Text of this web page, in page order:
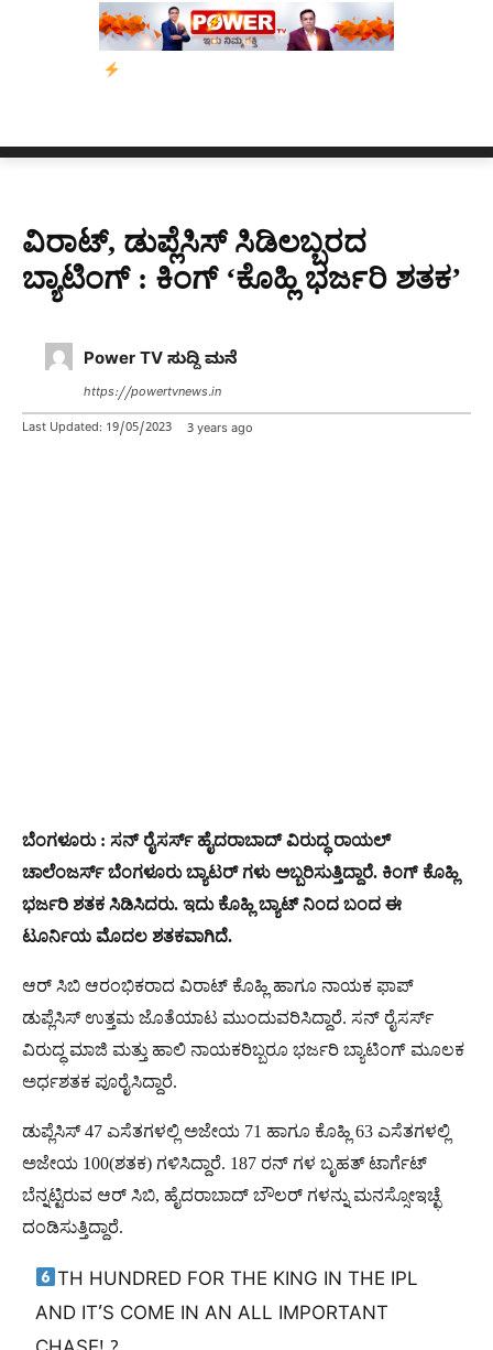
ಬೀರೇನ್ ಸಿಂಗ್ ಅವರ ಆಡಿಯೋ ಕ್ಲಿಪ್ ಅನ್ನು ಬದಲಾಯಿಸಲಾಗಿದೆ.
ವಿರಾಟ್, ಡುಪ್ಲೆಸಿಸ್ ಸಿಡಿಲಬ್ಬರದ
ಬ್ಯಾಟಿಂಗ್ : ಕಿಂಗ್ ‘ಕೊಹ್ಲಿ ಭರ್ಜರಿ ಶತಕ’
Power TV ಸುದ್ದಿ ಮನೆ
https://powertvnews.in
Last Updated: 19/05/2023 3 years ago
ಬೆಂಗಳೂರು : ಸನ್ ರೈಸರ್ಸ್ ಹೈದರಾಬಾದ್ ವಿರುದ್ಧ ರಾಯಲ್
ಚಾಲೆಂಜರ್ಸ್ ಬೆಂಗಳೂರು ಬ್ಯಾಟರ್ ಗಳು ಅಬ್ಬರಿಸುತ್ತಿದ್ದಾರೆ. ಕಿಂಗ್ ಕೊಹ್ಲಿ
ಭರ್ಜರಿ ಶತಕ ಸಿಡಿಸಿದರು. ಇದು ಕೊಹ್ಲಿ ಬ್ಯಾಟ್ ನಿಂದ ಬಂದ ಈ
ಟೂರ್ನಿಯ ಮೊದಲ ಶತಕವಾಗಿದೆ.
ಆರ್ ಸಿಬಿ ಆರಂಭಿಕರಾದ ವಿರಾಟ್ ಕೊಹ್ಲಿ ಹಾಗೂ ನಾಯಕ ಫಾಪ್
ಡುಪ್ಲೆಸಿಸ್ ಉತ್ತಮ ಜೊತೆಯಾಟ ಮುಂದುವರಿಸಿದ್ದಾರೆ. ಸನ್ ರೈಸರ್ಸ್
ವಿರುದ್ಧ ಮಾಜಿ ಮತ್ತು ಹಾಲಿ ನಾಯಕರಿಬ್ಬರೂ ಭರ್ಜರಿ ಬ್ಯಾಟಿಂಗ್ ಮೂಲಕ
ಅರ್ಧಶತಕ ಪೂರೈಸಿದ್ದಾರೆ.
ಡುಪ್ಲೆಸಿಸ್ 47 ಎಸೆತಗಳಲ್ಲಿ ಅಜೇಯ 71 ಹಾಗೂ ಕೊಹ್ಲಿ 63 ಎಸೆತಗಳಲ್ಲಿ
ಅಜೇಯ 100(ಶತಕ) ಗಳಿಸಿದ್ದಾರೆ. 187 ರನ್ ಗಳ ಬೃಹತ್ ಟಾರ್ಗೆಟ್
ಬೆನ್ನಟ್ಟಿರುವ ಆರ್ ಸಿಬಿ, ಹೈದರಾಬಾದ್ ಬೌಲರ್ ಗಳನ್ನು ಮನಸ್ಸೋಇಚ್ಛೆ
ದಂಡಿಸುತ್ತಿದ್ದಾರೆ.
TH HUNDRED FOR THE KING IN THE IPL
AND IT’S COME IN AN ALL IMPORTANT